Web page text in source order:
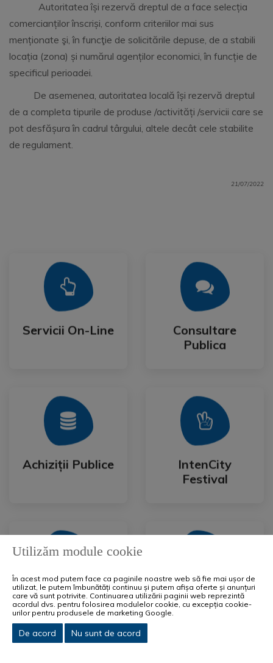
Autoritatea își rezervă dreptul de a face selecția
comercianților înscriși, conform criteriilor mai sus
menționate şi, în funcţie de solicitările depuse, de a stabili
locația (zona) și numărul agenților economici, în funcție de
specificul perioadei.
De asemenea, autoritatea locală își rezervă dreptul
de a completa tipurile de produse /activități /servicii care se
pot desfășura în cadrul târgului, altele decât cele stabilite
de regulament.
21/07/2022
Servicii On-Line
Servicii On-Line
Mai Mult
Consultare
Publica
Consultare
Publica
Mai Mult
Achiziții Publice
Achiziții Publice
Mai Mult
IntenCity
Festival
IntenCity
Festival
Mai Mult
Telefonul
Cetateanului
Telefonul
Cetateanului
Mai Mult
Acte Utile
Formulare
Acte Utile
Formulare
Utilizăm module cookie
În acest mod putem face ca paginile noastre web să fie mai ușor de
utilizat, le putem îmbunătăți continuu și putem afișa oferte și anunțuri
care vă sunt potrivite. Continuarea utilizării paginii web reprezintă
acordul dvs. pentru folosirea modulelor cookie, cu excepția cookie-
urilor pentru produsele de marketing Google.
De acord Nu sunt de acord